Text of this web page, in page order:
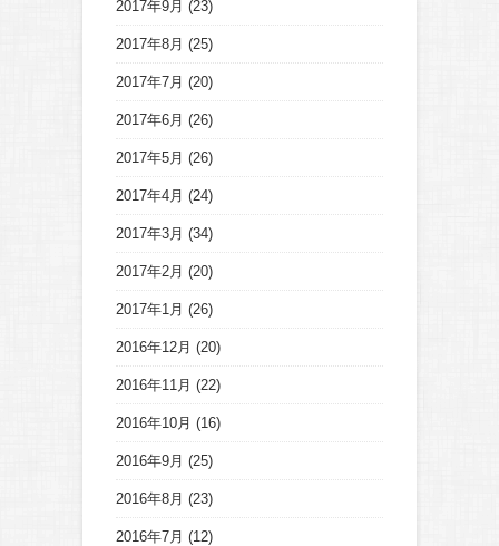
2017年9月 (23)
2017年8月 (25)
2017年7月 (20)
2017年6月 (26)
2017年5月 (26)
2017年4月 (24)
2017年3月 (34)
2017年2月 (20)
2017年1月 (26)
2016年12月 (20)
2016年11月 (22)
2016年10月 (16)
2016年9月 (25)
2016年8月 (23)
2016年7月 (12)